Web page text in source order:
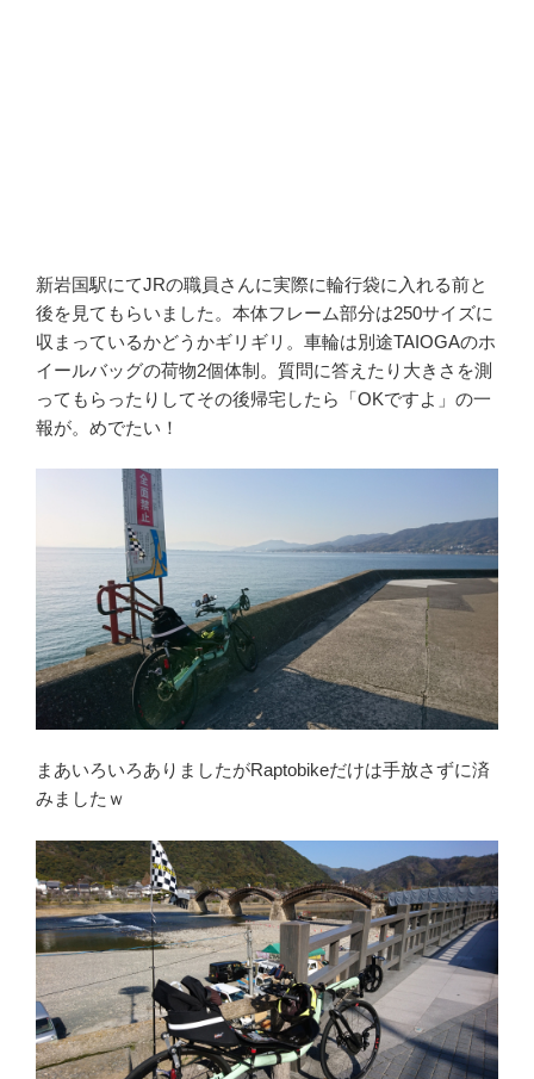
新岩国駅にてJRの職員さんに実際に輪行袋に入れる前と
後を見てもらいました。本体フレーム部分は250サイズに
収まっているかどうかギリギリ。車輪は別途TAIOGAのホ
イールバッグの荷物2個体制。質問に答えたり大きさを測
ってもらったりしてその後帰宅したら「OKですよ」の一
報が。めでたい！
まあいろいろありましたがRaptobikeだけは手放さずに済
みましたｗ